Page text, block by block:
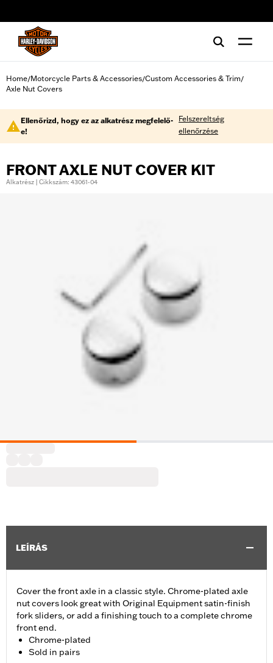
Home/Motorcycle Parts & Accessories/Custom Accessories & Trim/
Axle Nut Covers
Ellenőrizd, hogy ez az alkatrész megfelelő-
e!
Felszereltség
ellenőrzése
FRONT AXLE NUT COVER KIT
Alkatrész | Cikkszám: 43061-04
LEÍRÁS
Cover the front axle in a classic style. Chrome-plated axle
nut covers look great with Original Equipment satin-finish
fork sliders, or add a finishing touch to a complete chrome
front end.
Chrome-plated
Sold in pairs